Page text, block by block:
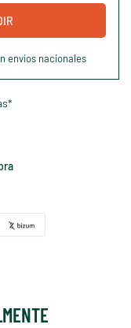
envíos nacionales